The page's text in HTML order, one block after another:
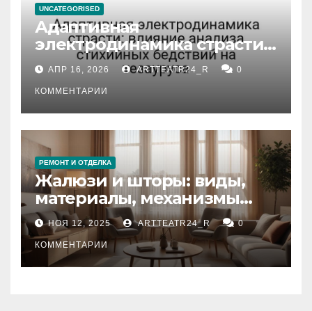
UNCATEGORISED
Адаптивная
электродинамика страсти:
влияние анализа
стихийных бедствий на
тезауруса
АПР 16, 2026 ARTTEATR24_R 0
КОММЕНТАРИИ
РЕМОНТ И ОТДЕЛКА
Жалюзи и шторы: виды,
материалы, механизмы
управления и уход
НОЯ 12, 2025 ARTTEATR24_R 0
КОММЕНТАРИИ